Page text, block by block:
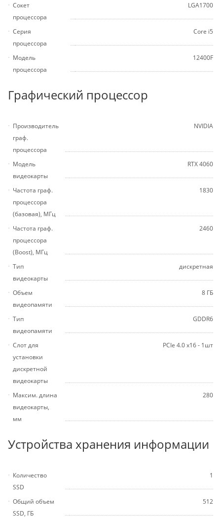
Сокет
процессора
LGA1700
Серия
процессора
Core i5
Модель
процессора
12400F
Графический процессор
Производитель
граф.
процессора
NVIDIA
Модель
видеокарты
RTX 4060
Частота граф.
процессора
(базовая), МГц
1830
Частота граф.
процессора
(Boost), МГц
2460
Тип
видеокарты
дискретная
Объем
видеопамяти
8 ГБ
Тип
видеопамяти
GDDR6
Слот для
установки
дискретной
видеокарты
PCIe 4.0 x16 - 1шт
Максим. длина
видеокарты,
мм
280
Устройства хранения информации
Количество
SSD
1
Общий объем
SSD, ГБ
512